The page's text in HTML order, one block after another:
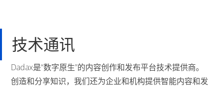
技术通讯
Dadax是“数字原生”的内容创作和发布平台技术提供商。
创造和分享知识，我们还为企业和机构提供智能内容和发